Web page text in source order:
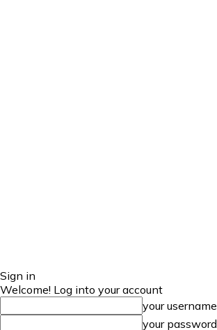
Sign in
Welcome! Log into your account
your username
your password